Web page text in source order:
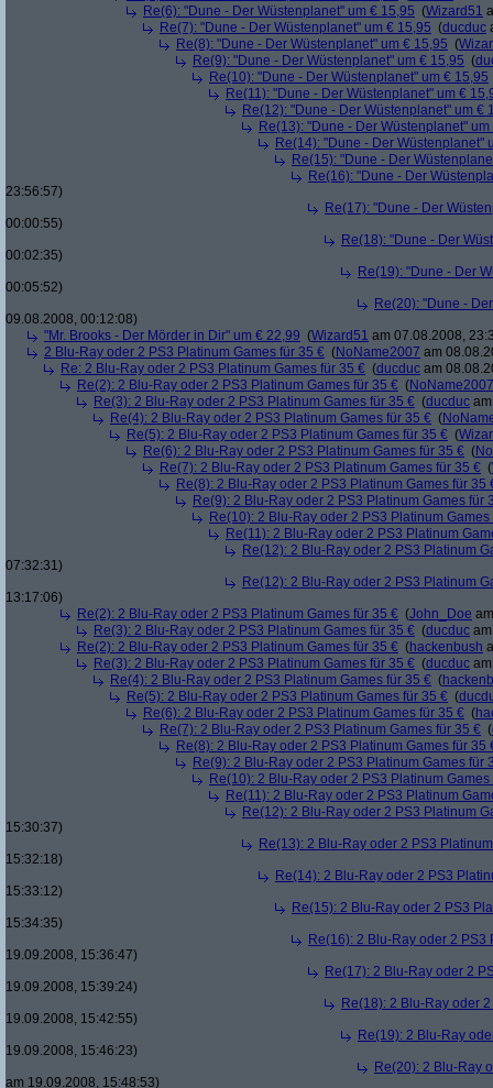
Re(6): "Dune - Der Wüstenplanet" um € 15,95 (Wizard51
Re(7): "Dune - Der Wüstenplanet" um € 15,95 (ducduc
Re(8): "Dune - Der Wüstenplanet" um € 15,95 (
Re(9): "Dune - Der Wüstenplanet" um € 15,95 (
Re(10): "Dune - Der Wüstenplanet" um € 15,95
Re(11): "Dune - Der Wüstenplanet" um €
Re(12): "Dune - Der Wüstenplanet" um €
Re(13): "Dune - Der Wüstenplanet"
Re(14): "Dune - Der Wüstenplanet"
Re(15): "Dune - Der
Re(16): "Dune - Der
23:56:57)
Re(17): "Dune - Der
00:00:55)
Re(18): "Dune - Der
00:02:35)
Re(19): "Dune - Der
00:05:52)
Re(20): "Dune -
09.08.2008, 00:12:08)
"Mr. Brooks - Der Mörder in Dir" um € 22,99 (Wizard51 am 07.08.2008,
2 Blu-Ray oder 2 PS3 Platinum Games für 35 € (NoName2007 am
Re: 2 Blu-Ray oder 2 PS3 Platinum Games für 35 € (ducduc am
Re(2): 2 Blu-Ray oder 2 PS3 Platinum Games für 35 € (NoName2007
Re(3): 2 Blu-Ray oder 2 PS3 Platinum Games für 35 € (ducduc
Re(4): 2 Blu-Ray oder 2 PS3 Platinum Games für 35 € (
Re(5): 2 Blu-Ray oder 2 PS3 Platinum Games für 35 € (
Re(6): 2 Blu-Ray oder 2 PS3 Platinum Games für 35 € (
Re(7): 2 Blu-Ray oder 2 PS3 Platinum Games für 35 € (
Re(8): 2 Blu-Ray oder 2 PS3 Platinum Games für 35
Re(9): 2 Blu-Ray oder 2 PS3 Platinum Games für
Re(10): 2 Blu-Ray oder 2 PS3 Platinum Games
Re(11): 2 Blu-Ray oder 2 PS3 Platinum
Re(12): 2 Blu-Ray oder 2 PS3 Platinum
07:32:31)
Re(12): 2 Blu-Ray oder 2 PS3 Platinum
13:17:06)
Re(2): 2 Blu-Ray oder 2 PS3 Platinum Games für 35 € (John_Doe
Re(3): 2 Blu-Ray oder 2 PS3 Platinum Games für 35 € (ducduc
Re(2): 2 Blu-Ray oder 2 PS3 Platinum Games für 35 € (hackenbush
Re(3): 2 Blu-Ray oder 2 PS3 Platinum Games für 35 € (ducduc
Re(4): 2 Blu-Ray oder 2 PS3 Platinum Games für 35 € (
Re(5): 2 Blu-Ray oder 2 PS3 Platinum Games für 35 € (
Re(6): 2 Blu-Ray oder 2 PS3 Platinum Games für 35 € (
Re(7): 2 Blu-Ray oder 2 PS3 Platinum Games für 35 € (
Re(8): 2 Blu-Ray oder 2 PS3 Platinum Games für 35
Re(9): 2 Blu-Ray oder 2 PS3 Platinum Games für
Re(10): 2 Blu-Ray oder 2 PS3 Platinum Games
Re(11): 2 Blu-Ray oder 2 PS3 Platinum
Re(12): 2 Blu-Ray oder 2 PS3 Platinum
15:30:37)
Re(13): 2 Blu-Ray oder 2 PS3
15:32:18)
Re(14): 2 Blu-Ray oder 2 PS3
15:33:12)
Re(15): 2 Blu-Ray oder 2 PS3
15:34:35)
Re(16): 2 Blu-Ray oder 2 PS3
19.09.2008, 15:36:47)
Re(17): 2 Blu-Ray oder 2
19.09.2008, 15:39:24)
Re(18): 2 Blu-Ray oder
19.09.2008, 15:42:55)
Re(19): 2 Blu-Ray
19.09.2008, 15:46:23)
Re(20): 2 Blu-Ray
am 19.09.2008, 15:48:53)